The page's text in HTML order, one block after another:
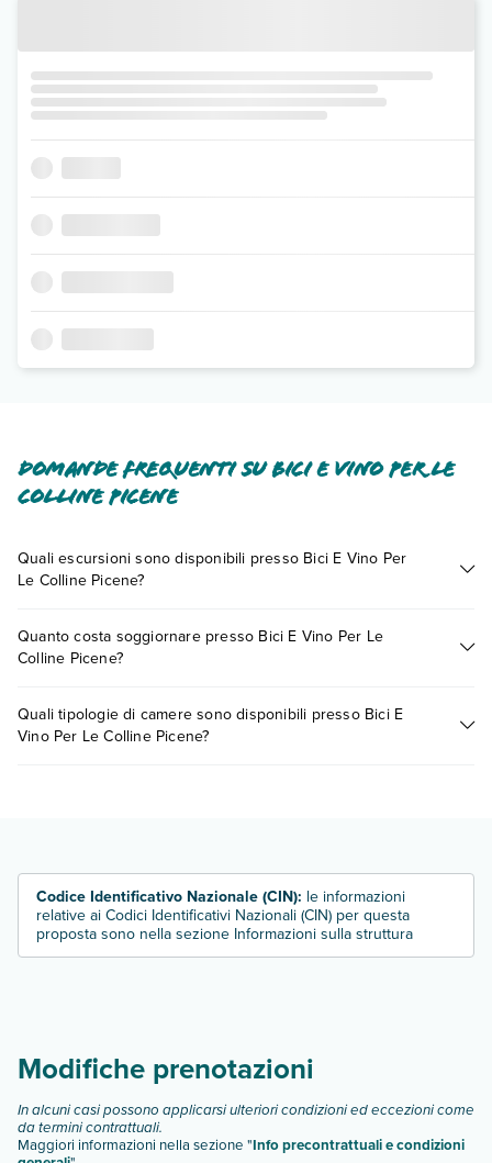
Domande frequenti su Bici E Vino Per Le
Colline Picene
Quali escursioni sono disponibili presso Bici E Vino Per
Le Colline Picene?
presso Bici E Vino Per Le Colline Picene. Scoprile tutte nella
sezione dedicata
Quanto costa soggiornare presso Bici E Vino Per Le
Colline Picene?
base a vari fattori (per es. date, condizioni dell'hotel, ecc). Per
consultare i prezzi, compila il motore di ricerca e scegli
Quali tipologie di camere sono disponibili presso Bici E
Vino Per Le Colline Picene?
Scopri tutti i dettagli nel paragrafo dedicato "Info e
descrizione".
Codice Identificativo Nazionale (CIN): le informazioni
relative ai Codici Identificativi Nazionali (CIN) per questa
proposta sono nella sezione Informazioni sulla struttura
Modifiche prenotazioni
In alcuni casi possono applicarsi ulteriori condizioni ed eccezioni come
da termini contrattuali.
Maggiori informazioni nella sezione "Info precontrattuali e condizioni